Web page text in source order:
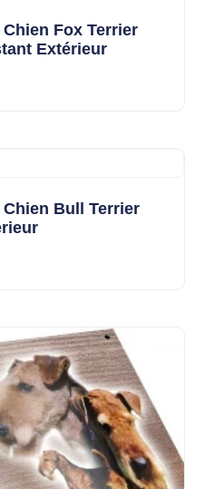
Fox Terrier
Extérieur
Bull Terrier